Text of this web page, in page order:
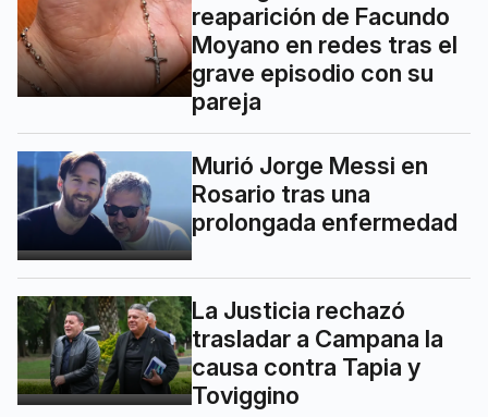
reaparición de Facundo
Moyano en redes tras el
grave episodio con su
pareja
Murió Jorge Messi en
Rosario tras una
prolongada enfermedad
La Justicia rechazó
trasladar a Campana la
causa contra Tapia y
Toviggino